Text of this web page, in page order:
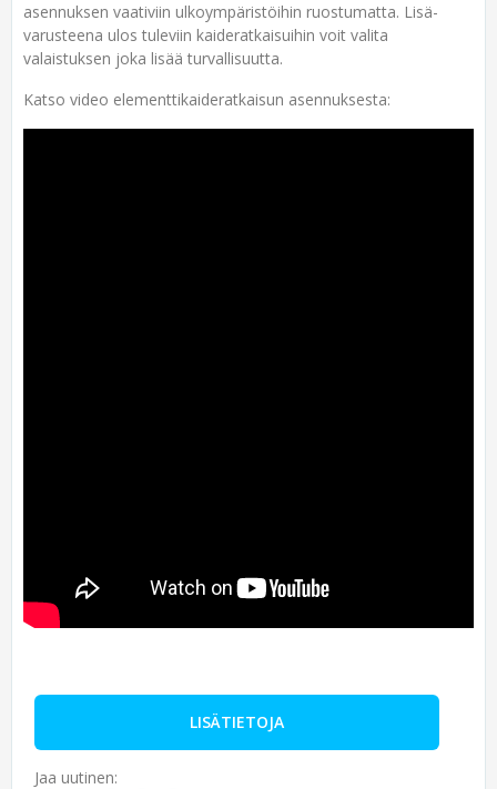
asennuksen vaativiin ulko­ympäristöihin ruostumatta. Lisä­
varusteena ulos tuleviin kaide­ratkaisuihin voit valita
valaistuksen joka lisää turvallisuutta.
Katso video elementtikaideratkaisun asennuksesta:
LISÄTIETOJA
Jaa uutinen: